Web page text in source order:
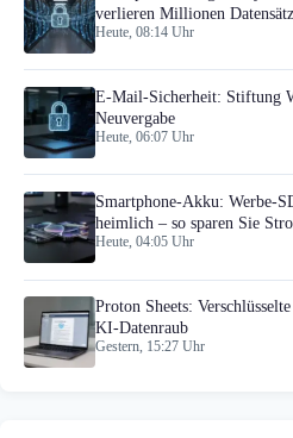
verlieren Millionen
Heute, 08:14 Uhr
E-Mail-Sicherheit: Stiftung
Neuvergabe
Heute, 06:07 Uhr
Smartphone-Akku: Werbe-
heimlich – so sparen Sie
Heute, 04:05 Uhr
Proton Sheets:
KI-Datenraub
Gestern, 15:27 Uhr